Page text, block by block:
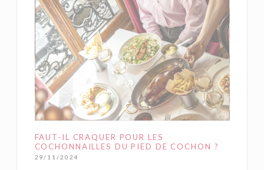
FAUT-IL CRAQUER POUR LES
COCHONNAILLES DU PIED DE COCHON ?
29/11/2024